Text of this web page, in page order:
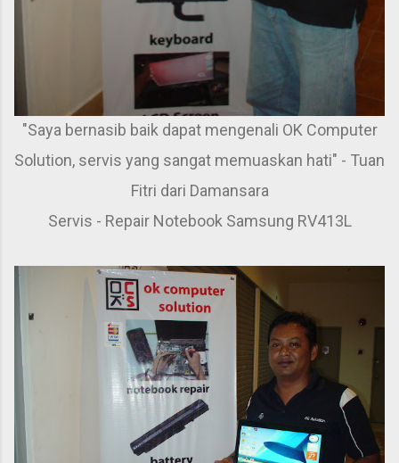
"Saya bernasib baik dapat mengenali OK Computer
Solution, servis yang sangat memuaskan hati" - Tuan
Fitri dari Damansara
Servis - Repair Notebook Samsung RV413L